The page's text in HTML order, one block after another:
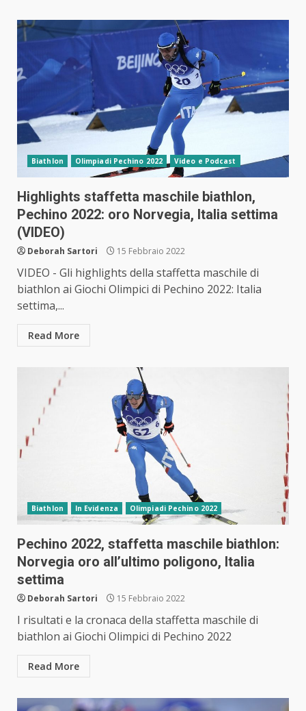
Biathlon Olimpiadi Pechino 2022 Video e Podcast
Highlights staffetta maschile biathlon,
Pechino 2022: oro Norvegia, Italia settima
(VIDEO)
Deborah Sartori 15 Febbraio 2022
VIDEO - Gli highlights della staffetta maschile di
biathlon ai Giochi Olimpici di Pechino 2022: Italia
settima,...
Read More
Biathlon In Evidenza Olimpiadi Pechino 2022
Pechino 2022, staffetta maschile biathlon:
Norvegia oro all’ultimo poligono, Italia
settima
Deborah Sartori 15 Febbraio 2022
I risultati e la cronaca della staffetta maschile di
biathlon ai Giochi Olimpici di Pechino 2022
Read More